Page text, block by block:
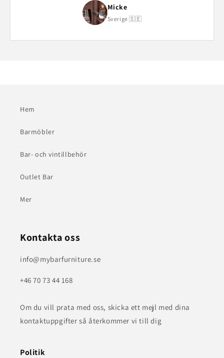
Micke
Sverige 🇸🇪
Hem
Barmöbler
Bar- och vintillbehör
Outlet Bar
Mer
Kontakta oss
info@mybarfurniture.se
+46 70 73 44 168
Om du vill prata med oss, skicka ett mejl med dina
kontaktuppgifter så återkommer vi till dig
Politik